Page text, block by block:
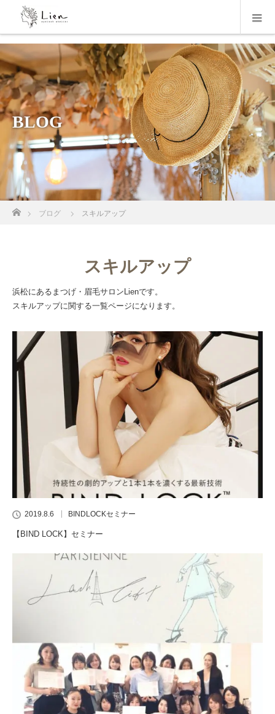
BLOG
ブログ スキルアップ
スキルアップ
浜松にあるまつげ・眉毛サロンLienです。
スキルアップに関する一覧ページになります。
2019.8.6 BINDLOCKセミナー
【BIND LOCK】セミナー